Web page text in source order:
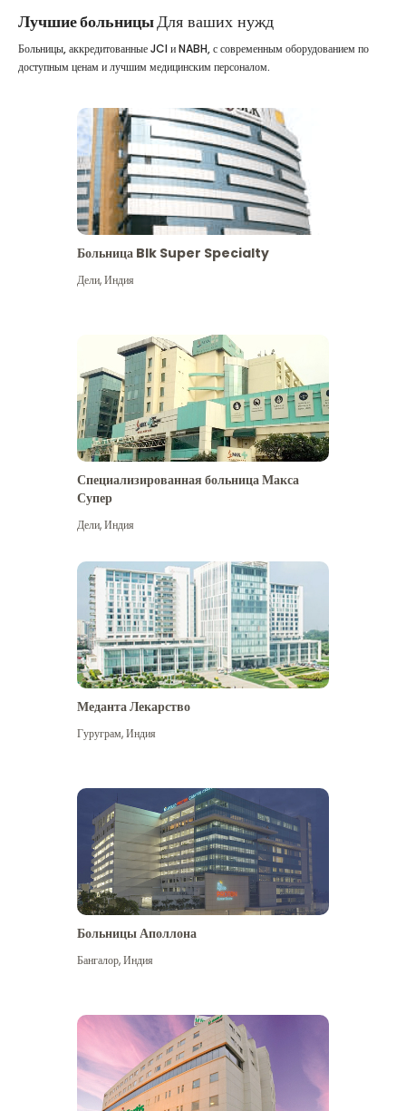
Лучшие больницыДля ваших нужд
Посмотреть больше
Больницы, аккредитованные JCI и NABH, с современным оборудованием по
доступным ценам и лучшим медицинским персоналом.
Больница Blk Super Specialty
Дели,Индия
Специализированная больница Макса
Супер
Дели,Индия
Меданта Лекарство
Гуруграм,Индия
Больницы Аполлона
Бангалор,Индия